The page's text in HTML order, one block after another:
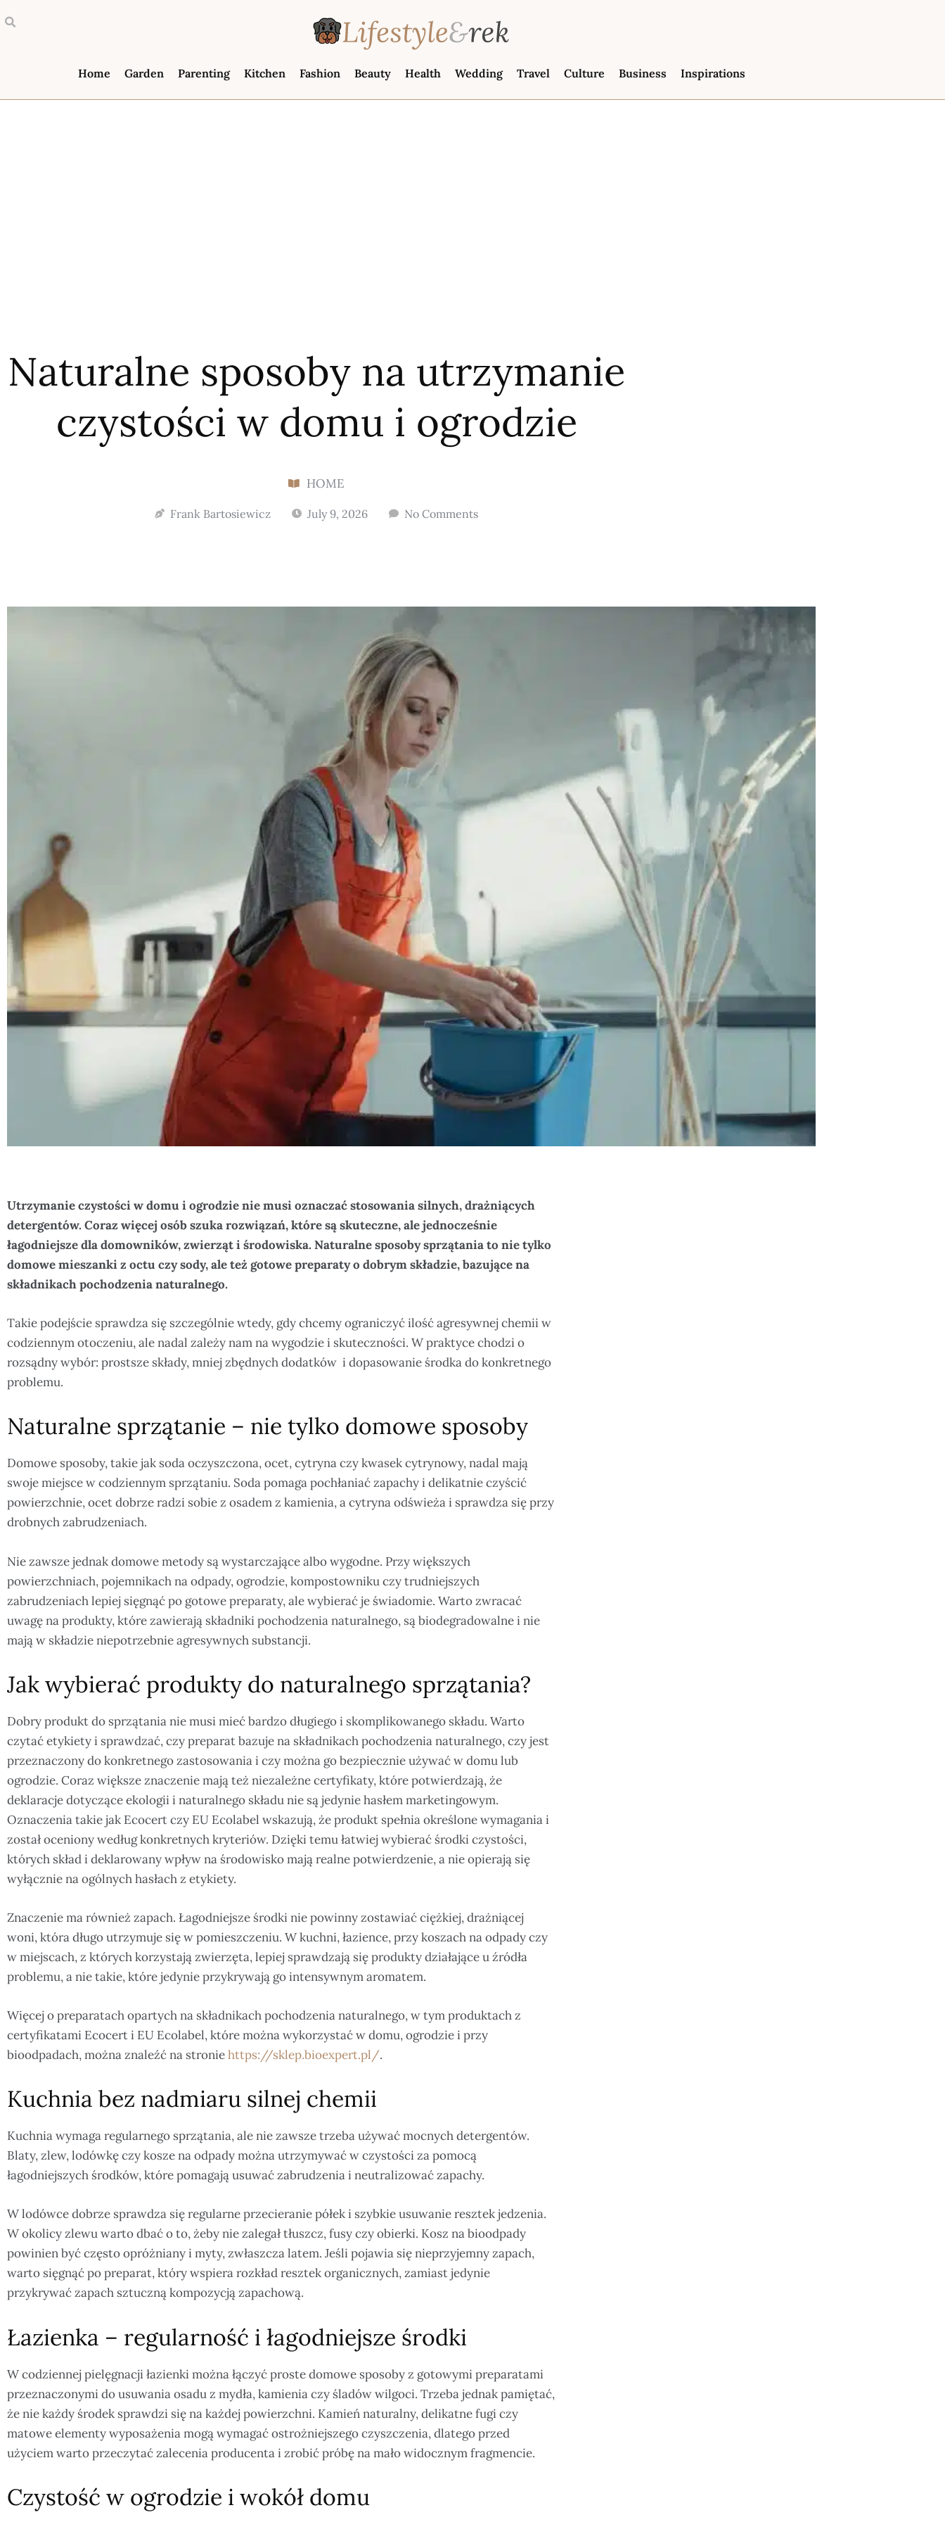
Home Garden Parenting Kitchen Fashion Beauty Health Wedding Travel Culture Business Inspirations
Naturalne sposoby na utrzymanie
czystości w domu i ogrodzie
HOME
Frank Bartosiewicz July 9, 2026 No Comments
Utrzymanie czystości w domu i ogrodzie nie musi oznaczać stosowania silnych, drażniących
detergentów. Coraz więcej osób szuka rozwiązań, które są skuteczne, ale jednocześnie
łagodniejsze dla domowników, zwierząt i środowiska. Naturalne sposoby sprzątania to nie tylko
domowe mieszanki z octu czy sody, ale też gotowe preparaty o dobrym składzie, bazujące na
składnikach pochodzenia naturalnego.
Takie podejście sprawdza się szczególnie wtedy, gdy chcemy ograniczyć ilość agresywnej chemii w
codziennym otoczeniu, ale nadal zależy nam na wygodzie i skuteczności. W praktyce chodzi o
rozsądny wybór: prostsze składy, mniej zbędnych dodatków i dopasowanie środka do konkretnego
problemu.
Naturalne sprzątanie – nie tylko domowe sposoby
Domowe sposoby, takie jak soda oczyszczona, ocet, cytryna czy kwasek cytrynowy, nadal mają
swoje miejsce w codziennym sprzątaniu. Soda pomaga pochłaniać zapachy i delikatnie czyścić
powierzchnie, ocet dobrze radzi sobie z osadem z kamienia, a cytryna odświeża i sprawdza się przy
drobnych zabrudzeniach.
Nie zawsze jednak domowe metody są wystarczające albo wygodne. Przy większych
powierzchniach, pojemnikach na odpady, ogrodzie, kompostowniku czy trudniejszych
zabrudzeniach lepiej sięgnąć po gotowe preparaty, ale wybierać je świadomie. Warto zwracać
uwagę na produkty, które zawierają składniki pochodzenia naturalnego, są biodegradowalne i nie
mają w składzie niepotrzebnie agresywnych substancji.
Jak wybierać produkty do naturalnego sprzątania?
Dobry produkt do sprzątania nie musi mieć bardzo długiego i skomplikowanego składu. Warto
czytać etykiety i sprawdzać, czy preparat bazuje na składnikach pochodzenia naturalnego, czy jest
przeznaczony do konkretnego zastosowania i czy można go bezpiecznie używać w domu lub
ogrodzie. Coraz większe znaczenie mają też niezależne certyfikaty, które potwierdzają, że
deklaracje dotyczące ekologii i naturalnego składu nie są jedynie hasłem marketingowym.
Oznaczenia takie jak Ecocert czy EU Ecolabel wskazują, że produkt spełnia określone wymagania i
został oceniony według konkretnych kryteriów. Dzięki temu łatwiej wybierać środki czystości,
których skład i deklarowany wpływ na środowisko mają realne potwierdzenie, a nie opierają się
wyłącznie na ogólnych hasłach z etykiety.
Znaczenie ma również zapach. Łagodniejsze środki nie powinny zostawiać ciężkiej, drażniącej
woni, która długo utrzymuje się w pomieszczeniu. W kuchni, łazience, przy koszach na odpady czy
w miejscach, z których korzystają zwierzęta, lepiej sprawdzają się produkty działające u źródła
problemu, a nie takie, które jedynie przykrywają go intensywnym aromatem.
Więcej o preparatach opartych na składnikach pochodzenia naturalnego, w tym produktach z
certyfikatami Ecocert i EU Ecolabel, które można wykorzystać w domu, ogrodzie i przy
bioodpadach, można znaleźć na stroniehttps://sklep.bioexpert.pl/.
Kuchnia bez nadmiaru silnej chemii
Kuchnia wymaga regularnego sprzątania, ale nie zawsze trzeba używać mocnych detergentów.
Blaty, zlew, lodówkę czy kosze na odpady można utrzymywać w czystości za pomocą
łagodniejszych środków, które pomagają usuwać zabrudzenia i neutralizować zapachy.
W lodówce dobrze sprawdza się regularne przecieranie półek i szybkie usuwanie resztek jedzenia.
W okolicy zlewu warto dbać o to, żeby nie zalegał tłuszcz, fusy czy obierki. Kosz na bioodpady
powinien być często opróżniany i myty, zwłaszcza latem. Jeśli pojawia się nieprzyjemny zapach,
warto sięgnąć po preparat, który wspiera rozkład resztek organicznych, zamiast jedynie
przykrywać zapach sztuczną kompozycją zapachową.
Łazienka – regularność i łagodniejsze środki
W codziennej pielęgnacji łazienki można łączyć proste domowe sposoby z gotowymi preparatami
przeznaczonymi do usuwania osadu z mydła, kamienia czy śladów wilgoci. Trzeba jednak pamiętać,
że nie każdy środek sprawdzi się na każdej powierzchni. Kamień naturalny, delikatne fugi czy
matowe elementy wyposażenia mogą wymagać ostrożniejszego czyszczenia, dlatego przed
użyciem warto przeczytać zalecenia producenta i zrobić próbę na mało widocznym fragmencie.
Czystość w ogrodzie i wokół domu